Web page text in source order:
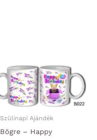
Szülinapi Ajándék
Bögre – Happy